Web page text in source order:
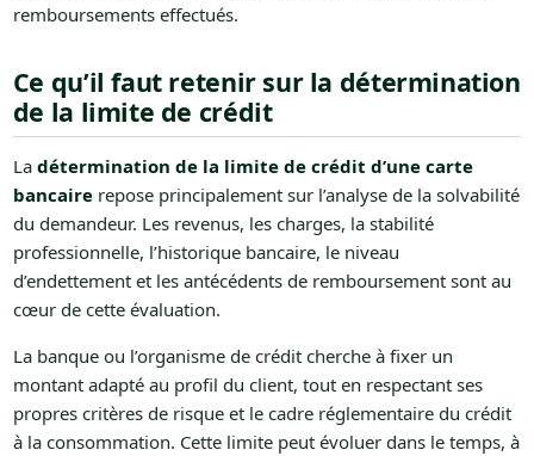
remboursements effectués.
Ce qu’il faut retenir sur la détermination
de la limite de crédit
La détermination de la limite de crédit d’une carte
bancairerepose principalement sur l’analyse de la solvabilité
du demandeur. Les revenus, les charges, la stabilité
professionnelle, l’historique bancaire, le niveau
d’endettement et les antécédents de remboursement sont au
cœur de cette évaluation.
La banque ou l’organisme de crédit cherche à fixer un
montant adapté au profil du client, tout en respectant ses
propres critères de risque et le cadre réglementaire du crédit
à la consommation. Cette limite peut évoluer dans le temps, à